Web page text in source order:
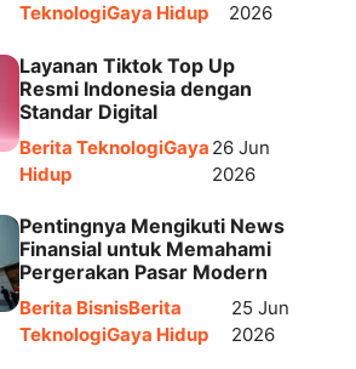
TeknologiGaya Hidup
2026
Layanan Tiktok Top Up
Resmi Indonesia dengan
Standar Digital
Berita TeknologiGaya
Hidup
26 Jun
2026
Pentingnya Mengikuti News
Finansial untuk Memahami
Pergerakan Pasar Modern
Berita BisnisBerita
TeknologiGaya Hidup
25 Jun
2026